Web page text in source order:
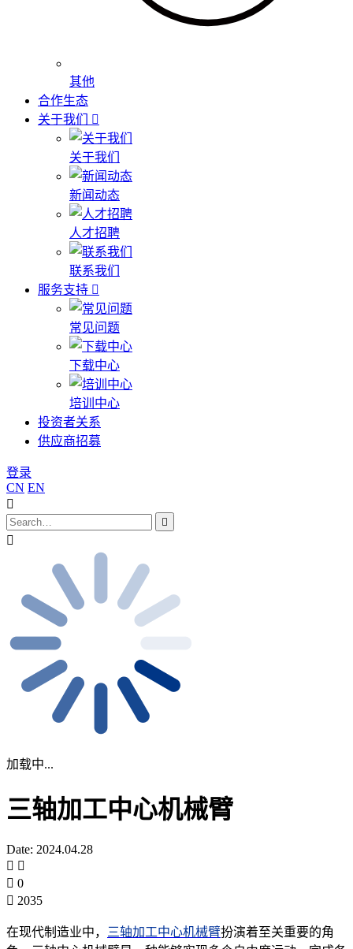
其他
合作生态
关于我们
关于我们
新闻动态
人才招聘
联系我们
服务支持
常见问题
下载中心
培训中心
投资者关系
供应商招募
登录
CN EN
加载中...
三轴加工中心机械臂
Date: 2024.04.28
0
2035
在现代制造业中， 三轴加工中心机械臂扮演着至关重要的角